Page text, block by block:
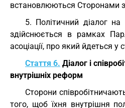
встановлюються Сторонами
5. Політичний діалог на
здійснюється в рамках
асоціації, про який йдеться у
Стаття 6. Діалог і
внутрішніх реформ
Сторони
того, щоб їхня внутрішня